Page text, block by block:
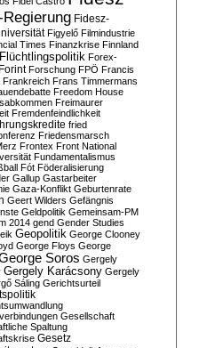
Fidesz-
Figyelő Filmindustrie
Times Finanzkrise Finnland
Flüchtlingspolitik Forex-
Forint Forschung FPÖ Francis
Frankreich Frans Timmermans
Freedom House
Freimaurer
Fremdenfeindlichkeit
fried
Friedensmarsch
Frontex Front National
Fundamentalismus
Fót Föderalisierung
Gallup Gastarbeiter
Gaza-Konflikt Geburtenrate
Geert Wilders Gefängnis
Geldpolitik Gemeinsam-PM
2014 gend Gender Studies
Geopolitik George Clooney
George Floys George
Soros Gergely
Gergely Karácsony Gergely
Sáling Gerichtsurteil
Gesellschaft
Spaltung
Gesetz